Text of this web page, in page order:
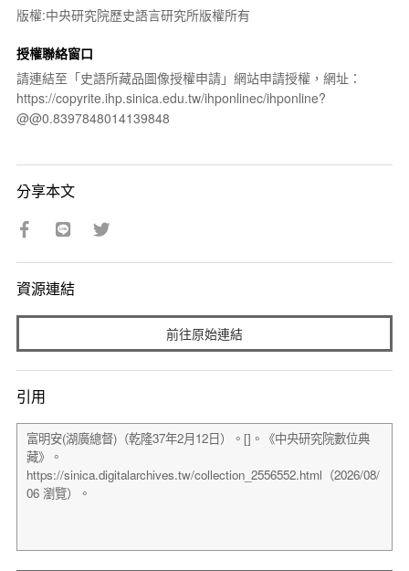
版權:中央研究院歷史語言研究所版權所有
授權聯絡窗口
請連結至「史語所藏品圖像授權申請」網站申請授權，網址：
https://copyrite.ihp.sinica.edu.tw/ihponlinec/ihponline?
@@0.8397848014139848
分享本文
資源連結
前往原始連結
引用